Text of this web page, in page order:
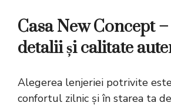
Casa New Concept
detalii și calitate
Alegerea lenjeriei potrivite
confortul zilnic și în starea ta